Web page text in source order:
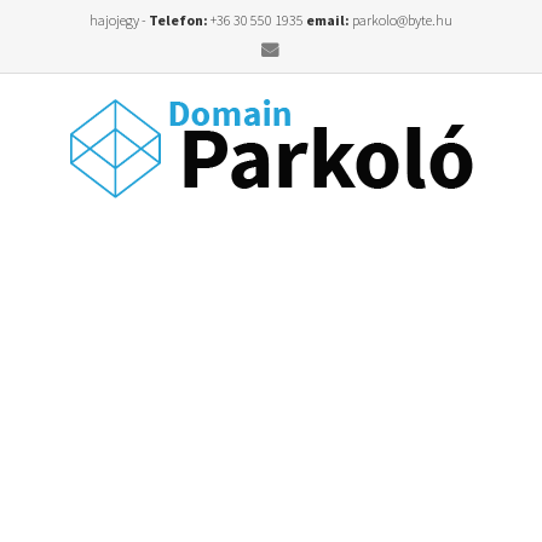
hajojegy - Telefon: +36 30 550 1935 email: parkolo@byte.hu
Email